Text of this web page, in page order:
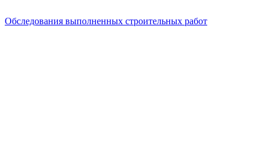
Обследования выполненных строительных работ